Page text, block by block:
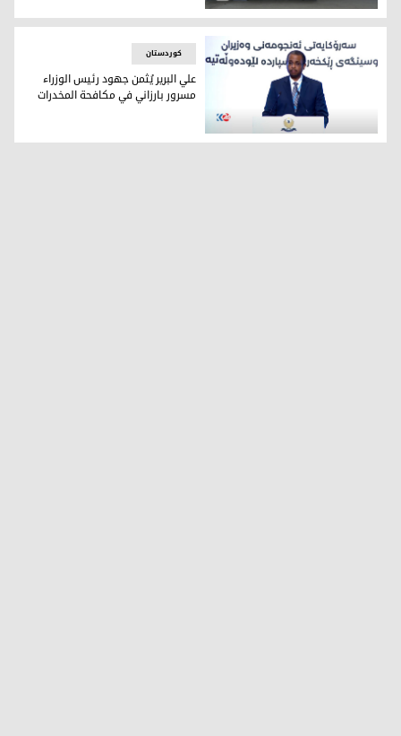
مجلس أمن إقليم كوردستان يُعلن اعتقال نحو ألف شخصٍ بتُهمة
كبير مُنسقي البرامج ورئيس مكتب الأمم المتحدة المعني
کوردستان
علي البرير يُثمن جهود رئيس الوزراء
مسرور بارزاني في مكافحة المخدرات